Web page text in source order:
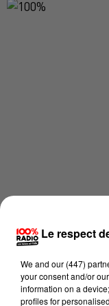
Le respect
We and our (447)
your consent and/or
information on a
profiles for